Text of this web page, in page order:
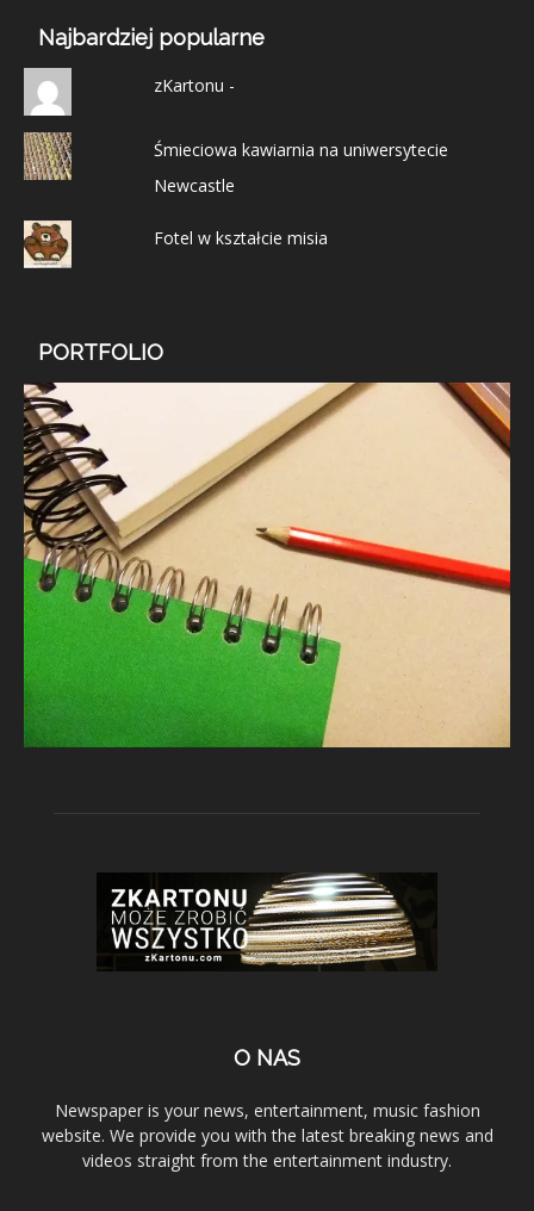
Najbardziej popularne
zKartonu -
Śmieciowa kawiarnia na uniwersytecie
Newcastle
Fotel w kształcie misia
PORTFOLIO
O NAS
Newspaper is your news, entertainment, music fashion
website. We provide you with the latest breaking news and
videos straight from the entertainment industry.